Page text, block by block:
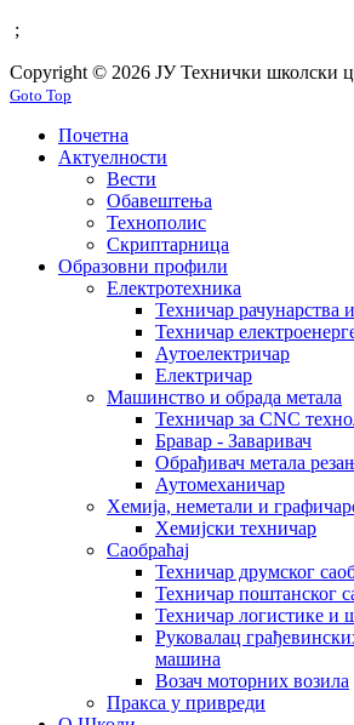
;
Copyright © 2026 ЈУ Технички школски
Goto Top
Почетна
Актуелности
Вести
Обавештења
Технополис
Скриптарница
Образовни профили
Електротехника
Техничар рачунарства
Техничар
Аутоелектричар
Електричар
Машинство и обрада метала
Техничар за CNC
Бравар - Заваривач
Обрађивач метала
Аутомеханичар
Хемија, неметали и
Хемијски техничар
Саобраћај
Техничар друмског
Техничар поштанског
Техничар логистике и
Руковалац
машина
Возач моторних возила
Пракса у привреди